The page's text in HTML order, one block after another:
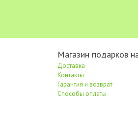
Магазин подарков
Доставка
Контакты
Гарантия и возврат
Способы оплаты